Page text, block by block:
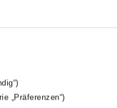
„Präferenzen“)